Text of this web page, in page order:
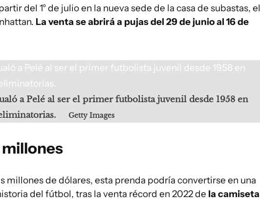
del 1° de julio en la nueva sede de la casa de subastas, el
La venta se abrirá a pujas del 29 de junio al 16 de
a Pelé al ser el primer futbolista juvenil desde 1958 en
Getty Images
millones
millones de dólares, esta prenda podría convertirse en una
del fútbol, tras la venta récord en 2022 de la camiseta